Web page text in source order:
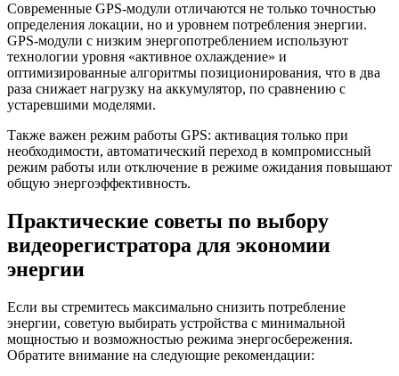
Современные GPS-модули отличаются не только точностью
определения локации, но и уровнем потребления энергии.
GPS-модули с низким энергопотреблением используют
технологии уровня «активное охлаждение» и
оптимизированные алгоритмы позиционирования, что в два
раза снижает нагрузку на аккумулятор, по сравнению с
устаревшими моделями.
Также важен режим работы GPS: активация только при
необходимости, автоматический переход в компромиссный
режим работы или отключение в режиме ожидания повышают
общую энергоэффективность.
Практические советы по выбору
видеорегистратора для экономии
энергии
Если вы стремитесь максимально снизить потребление
энергии, советую выбирать устройства с минимальной
мощностью и возможностью режима энергосбережения.
Обратите внимание на следующие рекомендации: